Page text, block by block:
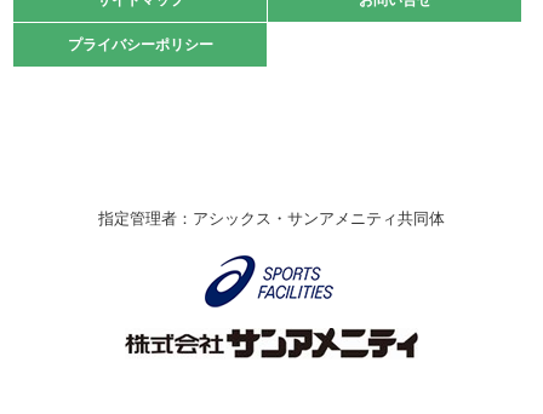
2021.10.23
卓球選手権大会ラージボールの部開催☆
伊丹市総合体育大会 バレーボール大会が開催されました
なわとびイベントを開催しました！
プライバシーポリシー
プライバシーポリシー
指定管理者：アシックス・サンアメニティ共同体